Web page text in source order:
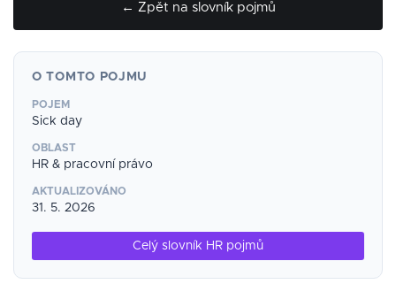
← Zpět na slovník pojmů
O TOMTO POJMU
POJEM
Sick day
OBLAST
HR & pracovní právo
AKTUALIZOVÁNO
31. 5. 2026
Celý slovník HR pojmů